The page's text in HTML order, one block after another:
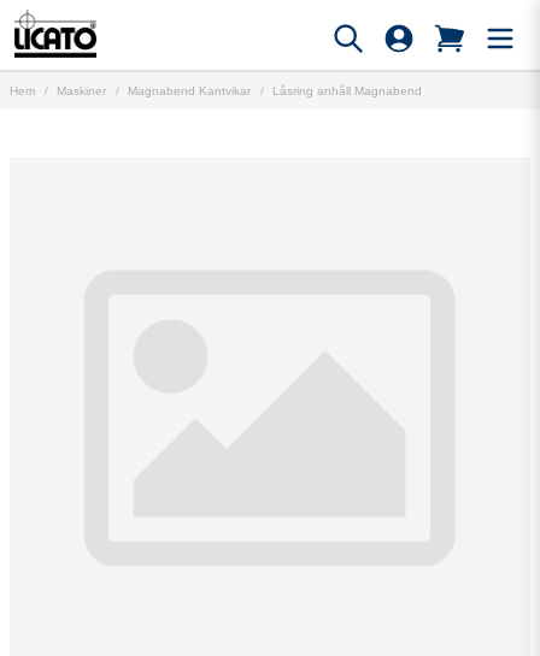
Hem Maskiner Magnabend Kantvikar Låsring anhåll Magnabend